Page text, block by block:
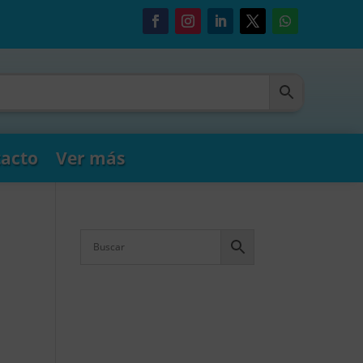
Ver más